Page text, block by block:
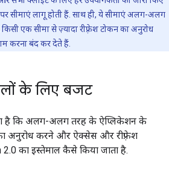
सीमाएं लागू होती हैं. साथ ही, ये सीमाएं अलग-अलग
एक सीमा से ज़्यादा रीफ़्रेश टोकन का अनुरोध
करना बंद कर देते हैं.
के लिए बजट
है कि अलग-अलग तरह के ऐप्लिकेशन के
अनुरोध करने और ऐक्सेस और रीफ़्रेश
का इस्तेमाल कैसे किया जाता है.